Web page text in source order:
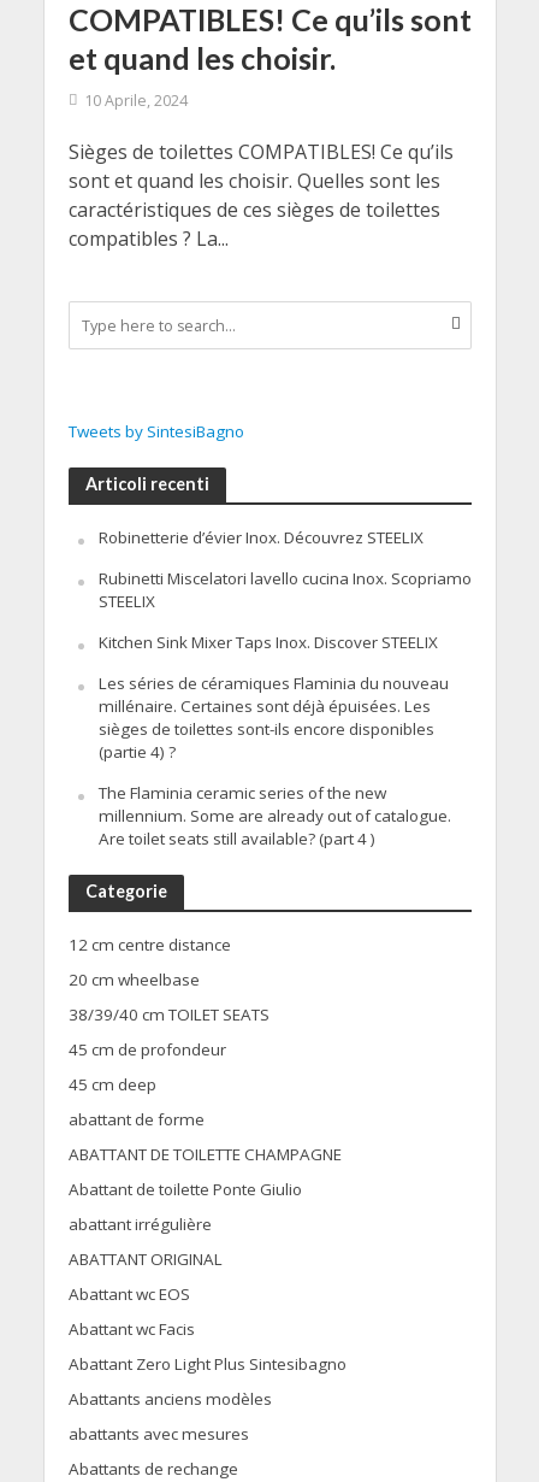
COMPATIBLES! Ce qu’ils sont
et quand les choisir.
10 Aprile, 2024
Sièges de toilettes COMPATIBLES! Ce qu’ils
sont et quand les choisir. Quelles sont les
caractéristiques de ces sièges de toilettes
compatibles ? La...
Tweets by SintesiBagno
Articoli recenti
Robinetterie d’évier Inox. Découvrez STEELIX
Rubinetti Miscelatori lavello cucina Inox. Scopriamo
STEELIX
Kitchen Sink Mixer Taps Inox. Discover STEELIX
Les séries de céramiques Flaminia du nouveau
millénaire. Certaines sont déjà épuisées. Les
sièges de toilettes sont-ils encore disponibles
(partie 4) ?
The Flaminia ceramic series of the new
millennium. Some are already out of catalogue.
Are toilet seats still available? (part 4 )
Categorie
12 cm centre distance
20 cm wheelbase
38/39/40 cm TOILET SEATS
45 cm de profondeur
45 cm deep
abattant de forme
ABATTANT DE TOILETTE CHAMPAGNE
Abattant de toilette Ponte Giulio
abattant irrégulière
ABATTANT ORIGINAL
Abattant wc EOS
Abattant wc Facis
Abattant Zero Light Plus Sintesibagno
Abattants anciens modèles
abattants avec mesures
Abattants de rechange